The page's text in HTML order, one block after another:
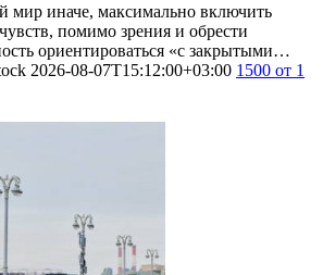
мир иначе, максимально включить
помимо зрения и обрести
ориентироваться «с закрытыми…
2026-08-07T15:12:00+03:00 1500 от 1